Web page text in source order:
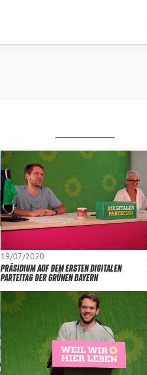
19/07/2020
PRÄSIDIUM AUF DEM ERSTEN DIGITALEN
PARTEITAG DER GRÜNEN BAYERN